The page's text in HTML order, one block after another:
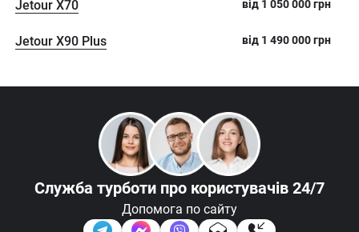
Jetour X70 від 1 050 000грн
Jetour X90 Plus від 1 490 000грн
Служба турботи про користувачів 24/7
Допомога по сайту